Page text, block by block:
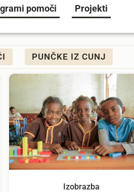
pomoči Projekti
PUNČKE IZ CUNJ
Izobrazba